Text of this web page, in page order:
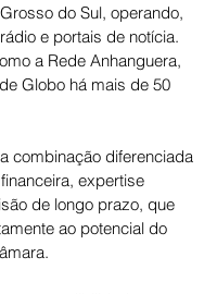
do Sul, operando,
e portais de notícia.
a Rede Anhanguera,
Globo há mais de 50
combinação diferenciada
expertise
de longo prazo, que
ao potencial do